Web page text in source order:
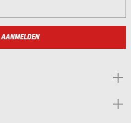
AANMELDEN